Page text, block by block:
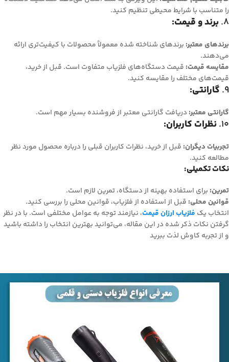
را متناسب با شرایط محیطی تنظیم کنید.
8. برند و قیمت:
برندهای معتبر: برندهای شناخته شده معمولاً محصولات با کیفیت‌تری ارائه
می‌دهند.
مقایسه قیمت: قیمت دستگاه‌های فلزیاب متفاوت است. قبل از خرید،
قیمت‌های مختلف را مقایسه کنید.
9. گارانتی:
گارانتی معتبر: دریافت گارانتی معتبر از فروشنده بسیار مهم است.
10. نظرات کاربران:
تجربیات دیگران: قبل از خرید، نظرات کاربران قبلی را درباره محصول مورد نظر
مطالعه کنید.
نکات تکمیلی:
تمرین: برای استفاده بهینه از دستگاه، تمرین لازم است.
قوانین محلی: قبل از استفاده از فلزیاب، قوانین محلی را بررسی کنید.
انتخاب یک فلزیاب ارزان قیمت، نیازمند توجه به عوامل مختلفی است. با در نظر
گرفتن نکات ذکر شده در این مقاله، می‌توانید بهترین انتخاب را داشته باشید
و از تجربه کاوش لذت ببرید